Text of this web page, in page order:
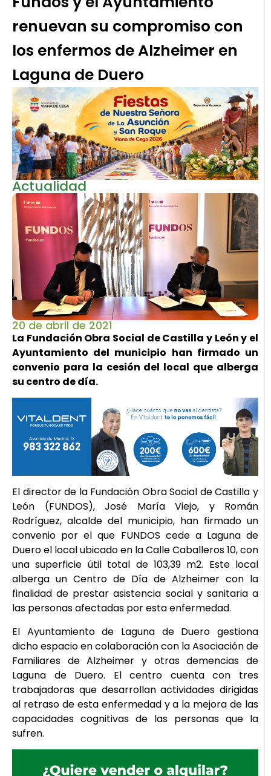
renuevan su compromiso con
los enfermos de Alzheimer en
Laguna de Duero
Actualidad
20 de abril de 2021
La Fundación Obra Social de Castilla y León y el
Ayuntamiento del municipio han firmado un
convenio para la cesión del local que alberga
su centro de día.
El director de la Fundación Obra Social de Castilla y
León (FUNDOS), José María Viejo, y Román
Rodríguez, alcalde del municipio, han firmado un
convenio por el que FUNDOS cede a Laguna de
Duero el local ubicado en la Calle Caballeros 10, con
una superficie útil total de 103,39 m2. Este local
alberga un Centro de Día de Alzheimer con la
finalidad de prestar asistencia social y sanitaria a
las personas afectadas por esta enfermedad.
El Ayuntamiento de Laguna de Duero gestiona
dicho espacio en colaboración con la Asociación de
Familiares de Alzheimer y otras demencias de
Laguna de Duero. El centro cuenta con tres
trabajadoras que desarrollan actividades dirigidas
al retraso de esta enfermedad y a la mejora de las
capacidades cognitivas de las personas que la
sufren.